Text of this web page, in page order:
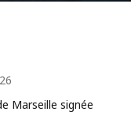
Marseille signée